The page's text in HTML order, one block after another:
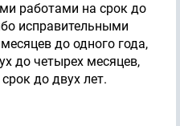
работами на срок до
исправительными
до одного года,
до четырех месяцев,
до двух лет.